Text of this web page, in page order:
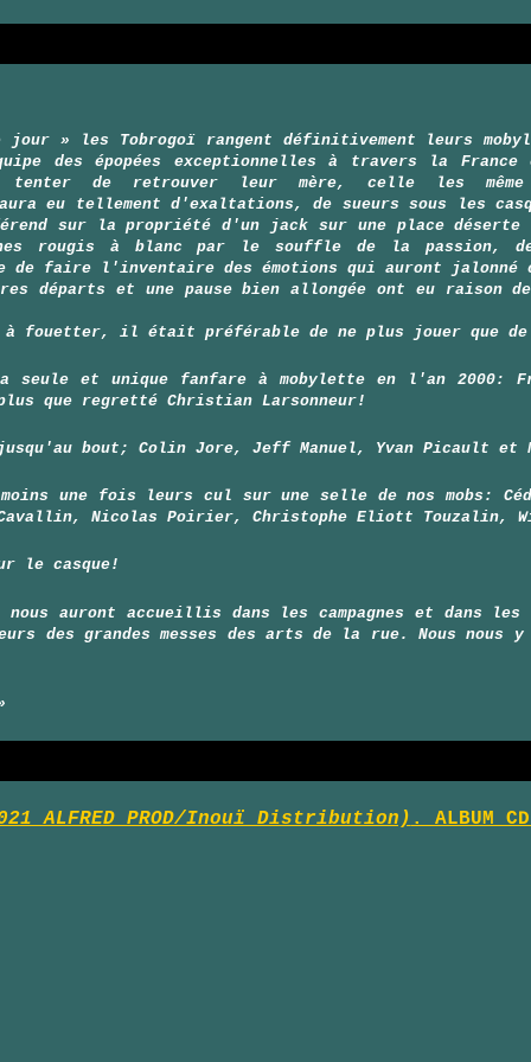
jour » les Tobrogoï rangent définitivement leurs
des épopées exceptionnelles à travers la
tenter de retrouver leur mère, celle les
eu tellement d'exaltations, de sueurs sous les
sur la propriété d'un jack sur une place déserte
rougis à blanc par le souffle de la passion,
faire l'inventaire des émotions qui auront jalonné
départs et une pause bien allongée ont eu raison
à fouetter, il était préférable de ne plus jouer que
seule et unique fanfare à mobylette en l'an 2000:
que regretté Christian Larsonneur!
bout; Colin Jore, Jeff Manuel, Yvan Picault et
une fois leurs cul sur une selle de nos mobs:
Nicolas Poirier, Christophe Eliott Touzalin,
le casque!
nous auront accueillis dans les campagnes et dans
des grandes messes des arts de la rue. Nous nous y
ALFRED PROD/Inouï Distribution) . ALBUM